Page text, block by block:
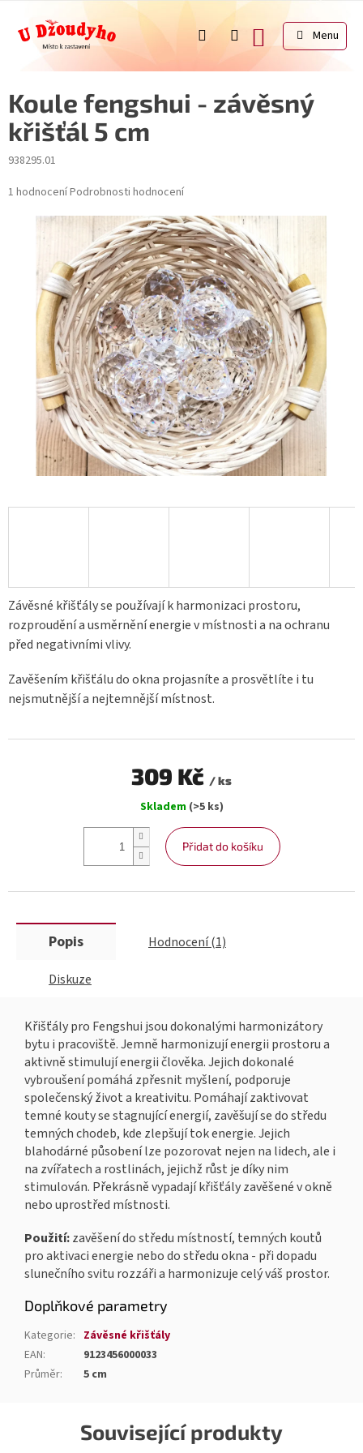
obsah
NÁKUPNÍ
KOŠÍK
Koule fengshui - závěsný
křišťál 5 cm
938295.01
Průměrné
produktu
hvězdiček.
1 hodnoceníPodrobnosti hodnocení
Závěsné křišťály se používají k harmonizaci prostoru,
rozproudění a usměrnění energie v místnosti a na ochranu
před negativními vlivy.
Zavěšením křišťálu do okna projasníte a prosvětlíte i tu
nejsmutnější a nejtemnější místnost.
309 Kč / ks
cena:
Skladem (>5 ks)
Přidat do košíku
Související produkty
Popis Hodnocení (1)
Diskuze
Křišťály pro Fengshui jsou dokonalými harmonizátory
bytu i pracoviště. Jemně harmonizují energii prostoru a
aktivně stimulují energii člověka. Jejich dokonalé
vybroušení pomáhá zpřesnit myšlení, podporuje
společenský život a kreativitu. Pomáhají zaktivovat
temné kouty se stagnující energií, zavěšují se do středu
temných chodeb, kde zlepšují tok energie. Jejich
blahodárné působení lze pozorovat nejen na lidech, ale i
na zvířatech a rostlinách, jejichž růst je díky nim
stimulován. Překrásně vypadají křišťály zavěšené v okně
nebo uprostřed místnosti.
Použití:zavěšení do středu místností, temných koutů
pro aktivaci energie nebo do středu okna - při dopadu
slunečního svitu rozzáři a harmonizuje celý váš prostor.
Doplňkové parametry
Kategorie: Závěsné křišťály
EAN:
9123456000033
Průměr: 5 cm